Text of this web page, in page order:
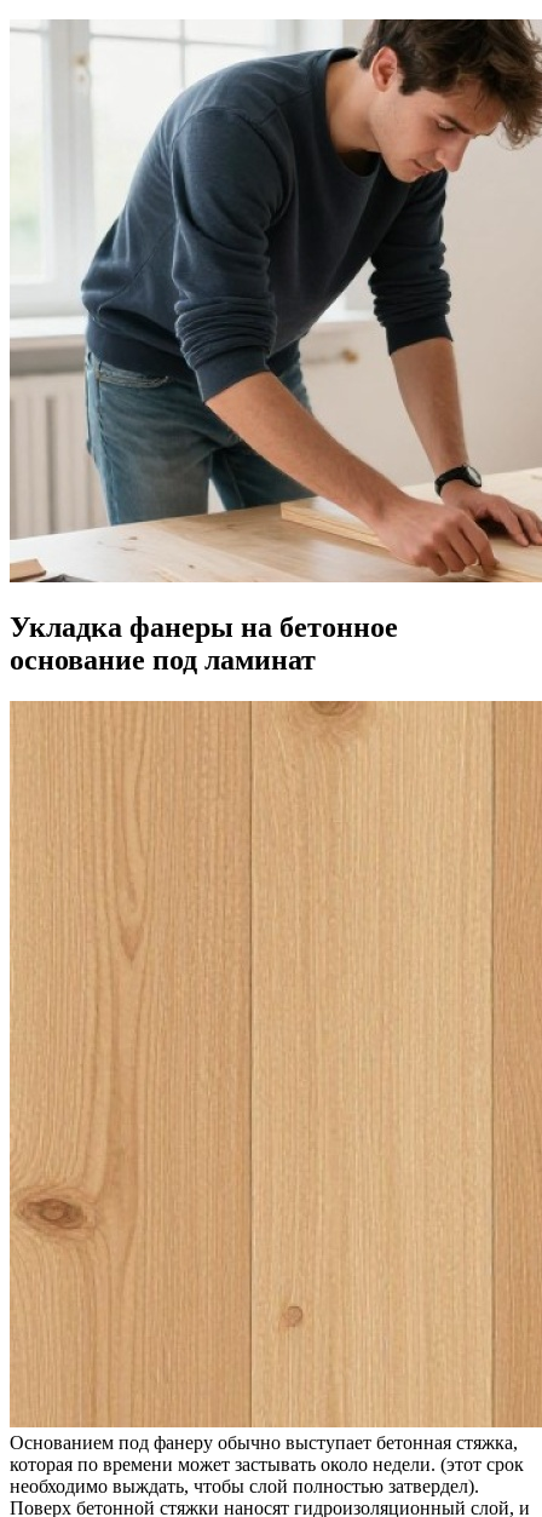
Укладка фанеры на бетонное
основание под ламинат
Основанием под фанеру обычно выступает бетонная стяжка,
которая по времени может застывать около недели. (этот срок
необходимо выждать, чтобы слой полностью затвердел).
Поверх бетонной стяжки наносят гидроизоляционный слой, и